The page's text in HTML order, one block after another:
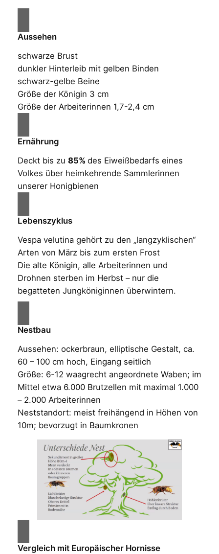
Aussehen
schwarze Brust
dunkler Hinterleib mit gelben Binden
schwarz-gelbe Beine
Größe der Königin 3 cm
Größe der Arbeiterinnen 1,7-2,4 cm
Ernährung
Deckt bis zu 85% des Eiweißbedarfs eines
Volkes über heimkehrende Sammlerinnen
unserer Honigbienen
Lebenszyklus
Vespa velutina gehört zu den „langzyklischen“
Arten von März bis zum ersten Frost
Die alte Königin, alle Arbeiterinnen und
Drohnen sterben im Herbst – nur die
begatteten Jungköniginnen überwintern.
Nestbau
Aussehen: ockerbraun, elliptische Gestalt, ca.
60 – 100 cm hoch, Eingang seitlich
Größe: 6-12 waagrecht angeordnete Waben; im
Mittel etwa 6.000 Brutzellen mit maximal 1.000
– 2.000 Arbeiterinnen
Neststandort: meist freihängend in Höhen von
10m; bevorzugt in Baumkronen
Vergleich mit Europäischer Hornisse